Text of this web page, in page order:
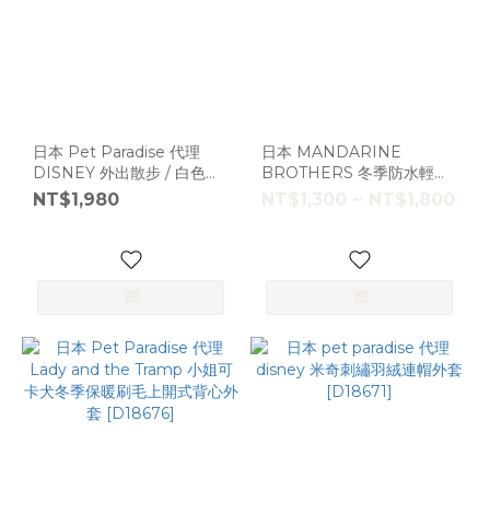
日本 Pet Paradise 代理
DISNEY 外出散步 / 白色米
奇保暖外套 [ D18798]
NT$1,980
日本 MANDARINE
BROTHERS 冬季防水輕羽
絨背心[D18699]大狗
NT$1,300 ~ NT$1,800